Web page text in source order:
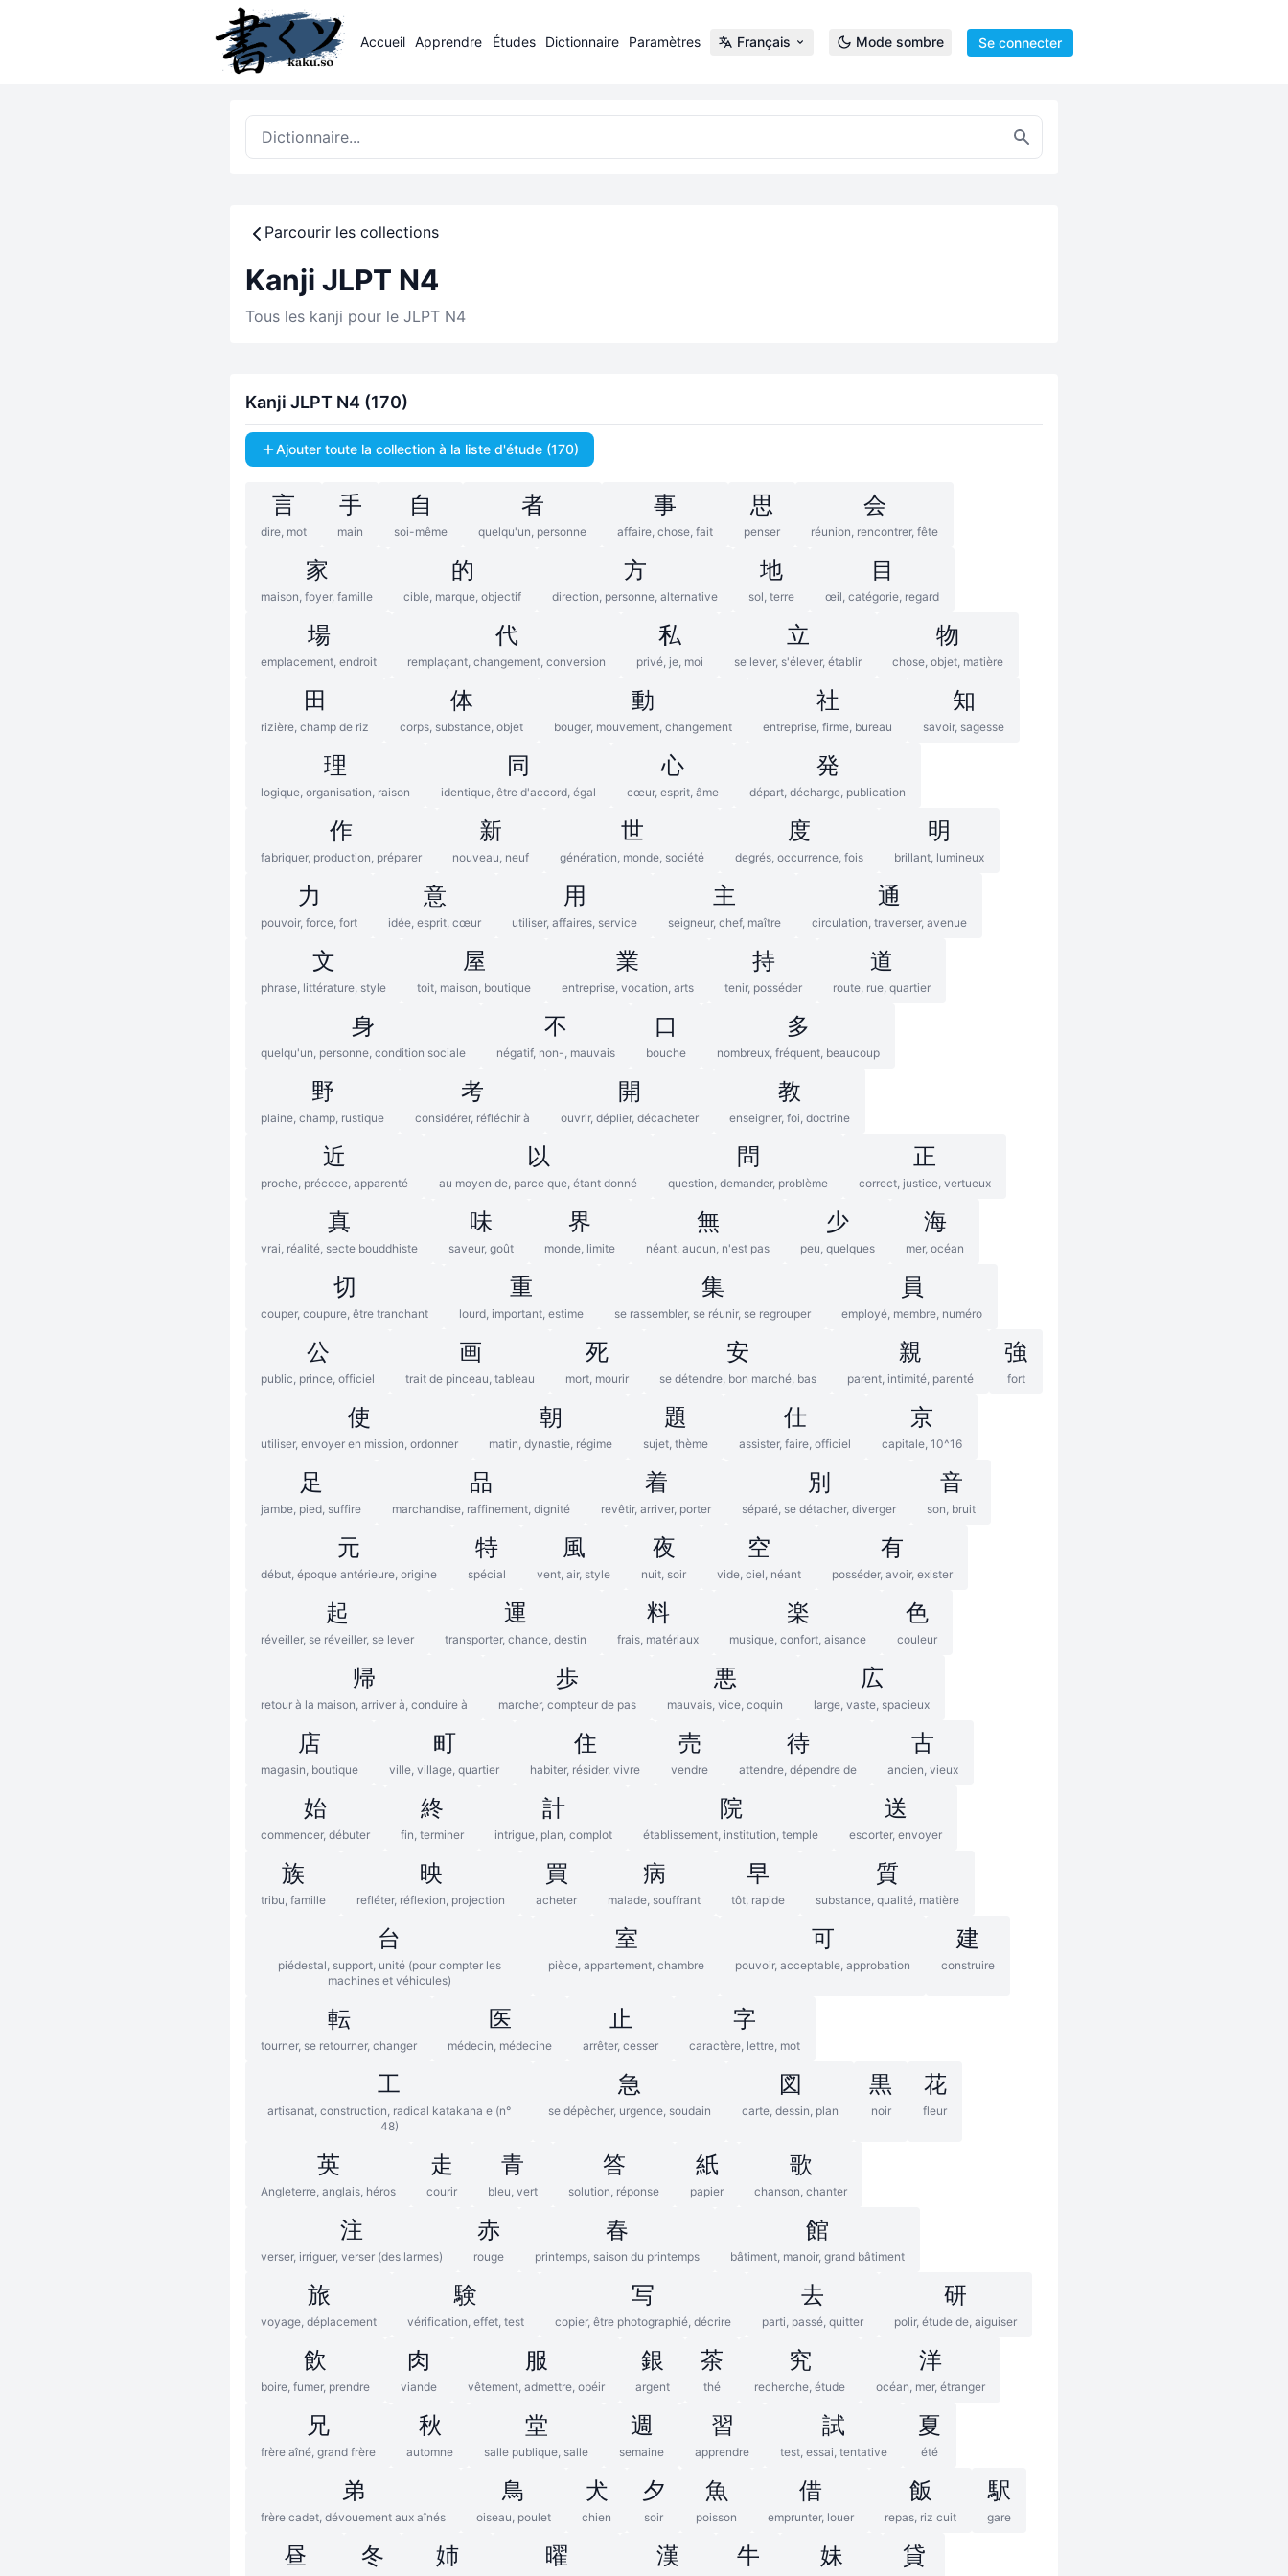
Accueil Apprendre Études Dictionnaire Paramètres Français Mode sombre Se connecter
Parcourir les collections
Kanji JLPT N4
Tous les kanji pour le JLPT N4
Kanji JLPT N4 (170)
Ajouter toute la collection à la liste d'étude (170)
言
dire, mot
手
main
自
soi-même
者
quelqu'un, personne
事
affaire, chose, fait
思
penser
会
réunion, rencontrer, fête
家
maison, foyer, famille
的
cible, marque, objectif
方
direction, personne, alternative
地
sol, terre
目
œil, catégorie, regard
場
emplacement, endroit
代
remplaçant, changement, conversion
私
privé, je, moi
立
se lever, s'élever, établir
物
chose, objet, matière
田
rizière, champ de riz
体
corps, substance, objet
動
bouger, mouvement, changement
社
entreprise, firme, bureau
知
savoir, sagesse
理
logique, organisation, raison
同
identique, être d'accord, égal
心
cœur, esprit, âme
発
départ, décharge, publication
作
fabriquer, production, préparer
新
nouveau, neuf
世
génération, monde, société
度
degrés, occurrence, fois
明
brillant, lumineux
力
pouvoir, force, fort
意
idée, esprit, cœur
用
utiliser, affaires, service
主
seigneur, chef, maître
通
circulation, traverser, avenue
文
phrase, littérature, style
屋
toit, maison, boutique
業
entreprise, vocation, arts
持
tenir, posséder
道
route, rue, quartier
身
quelqu'un, personne, condition sociale
不
négatif, non-, mauvais
口
bouche
多
nombreux, fréquent, beaucoup
野
plaine, champ, rustique
考
considérer, réfléchir à
開
ouvrir, déplier, décacheter
教
enseigner, foi, doctrine
近
proche, précoce, apparenté
以
au moyen de, parce que, étant donné
問
question, demander, problème
正
correct, justice, vertueux
真
vrai, réalité, secte bouddhiste
味
saveur, goût
界
monde, limite
無
néant, aucun, n'est pas
少
peu, quelques
海
mer, océan
切
couper, coupure, être tranchant
重
lourd, important, estime
集
se rassembler, se réunir, se regrouper
員
employé, membre, numéro
公
public, prince, officiel
画
trait de pinceau, tableau
死
mort, mourir
安
se détendre, bon marché, bas
親
parent, intimité, parenté
強
fort
使
utiliser, envoyer en mission, ordonner
朝
matin, dynastie, régime
題
sujet, thème
仕
assister, faire, officiel
京
capitale, 10^16
足
jambe, pied, suffire
品
marchandise, raffinement, dignité
着
revêtir, arriver, porter
別
séparé, se détacher, diverger
音
son, bruit
元
début, époque antérieure, origine
特
spécial
風
vent, air, style
夜
nuit, soir
空
vide, ciel, néant
有
posséder, avoir, exister
起
réveiller, se réveiller, se lever
運
transporter, chance, destin
料
frais, matériaux
楽
musique, confort, aisance
色
couleur
帰
retour à la maison, arriver à, conduire à
歩
marcher, compteur de pas
悪
mauvais, vice, coquin
広
large, vaste, spacieux
店
magasin, boutique
町
ville, village, quartier
住
habiter, résider, vivre
売
vendre
待
attendre, dépendre de
古
ancien, vieux
始
commencer, débuter
終
fin, terminer
計
intrigue, plan, complot
院
établissement, institution, temple
送
escorter, envoyer
族
tribu, famille
映
refléter, réflexion, projection
買
acheter
病
malade, souffrant
早
tôt, rapide
質
substance, qualité, matière
台
piédestal, support, unité (pour compter les
machines et véhicules)
室
pièce, appartement, chambre
可
pouvoir, acceptable, approbation
建
construire
転
tourner, se retourner, changer
医
médecin, médecine
止
arrêter, cesser
字
caractère, lettre, mot
工
artisanat, construction, radical katakana e (n°
48)
急
se dépêcher, urgence, soudain
図
carte, dessin, plan
黒
noir
花
fleur
英
Angleterre, anglais, héros
走
courir
青
bleu, vert
答
solution, réponse
紙
papier
歌
chanson, chanter
注
verser, irriguer, verser (des larmes)
赤
rouge
春
printemps, saison du printemps
館
bâtiment, manoir, grand bâtiment
旅
voyage, déplacement
験
vérification, effet, test
写
copier, être photographié, décrire
去
parti, passé, quitter
研
polir, étude de, aiguiser
飲
boire, fumer, prendre
肉
viande
服
vêtement, admettre, obéir
銀
argent
茶
thé
究
recherche, étude
洋
océan, mer, étranger
兄
frère aîné, grand frère
秋
automne
堂
salle publique, salle
週
semaine
習
apprendre
試
test, essai, tentative
夏
été
弟
frère cadet, dévouement aux aînés
鳥
oiseau, poulet
犬
chien
夕
soir
魚
poisson
借
emprunter, louer
飯
repas, riz cuit
駅
gare
昼 冬 姉 曜 漢 牛 妹 貸